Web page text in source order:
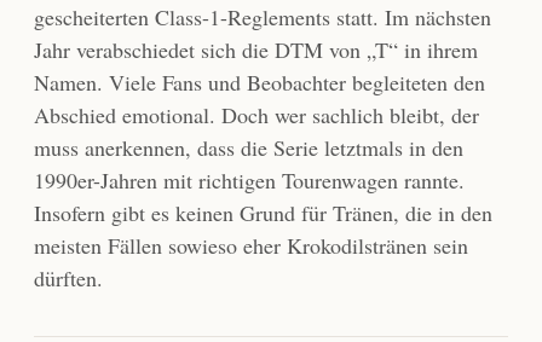
gescheiterten Class-1-Reglements statt. Im nächsten
Jahr verabschiedet sich die DTM von „T“ in ihrem
Namen. Viele Fans und Beobachter begleiteten den
Abschied emotional. Doch wer sachlich bleibt, der
muss anerkennen, dass die Serie letztmals in den
1990er-Jahren mit richtigen Tourenwagen rannte.
Insofern gibt es keinen Grund für Tränen, die in den
meisten Fällen sowieso eher Krokodilstränen sein
dürften.